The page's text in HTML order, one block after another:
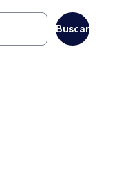
Buscar